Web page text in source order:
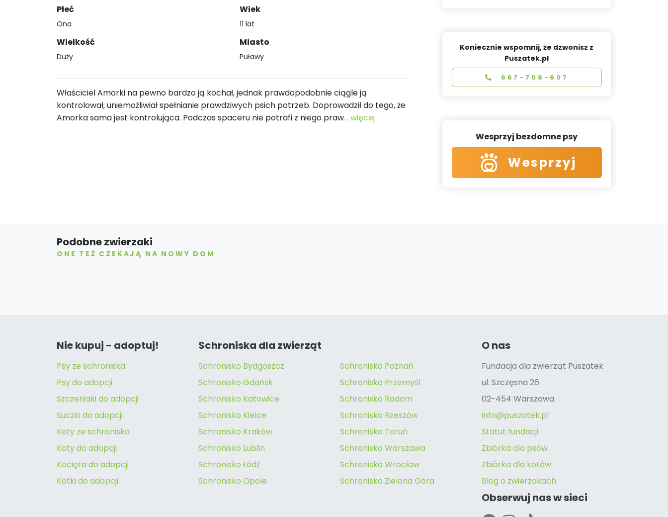
Płeć
Ona
Wielkość
Duży
Wiek
11 lat
Miasto
Puławy
Właściciel Amorki na pewno bardzo ją kochał, jednak prawdopodobnie ciągle ją
kontrolował, uniemożliwiał spełnianie prawdziwych psich potrzeb. Doprowadził do tego, że
Amorka sama jest kontrolująca. Podczas spaceru nie potrafi z niego praw... więcej
Koniecznie wspomnij, że dzwonisz z
Puszatek.pl
667-706-607
Wesprzyj bezdomne psy
Wesprzyj
Podobne zwierzaki
ONE TEŻ CZEKAJĄ NA NOWY DOM
Nie kupuj - adoptuj!
Psy ze schroniska
Psy do adopcji
Szczeniaki do adopcji
Suczki do adopcji
Koty ze schroniska
Koty do adopcji
Kocięta do adopcji
Kotki do adopcji
Schroniska dla zwierząt
Schronisko Bydgoszcz
Schronisko Gdańsk
Schronisko Katowice
Schronisko Kielce
Schronisko Kraków
Schronisko Lublin
Schronisko Łódź
Schronisko Opole
Schronisko Poznań
Schronisko Przemyśl
Schronisko Radom
Schronisko Rzeszów
Schronisko Toruń
Schronisko Warszawa
Schronisko Wrocław
Schronisko Zielona Góra
O nas
Fundacja dla zwierząt Puszatek
ul. Szczęsna 26
02-454 Warszawa
info@puszatek.pl
Statut fundacji
Zbiórka dla psów
Zbiórka dla kotów
Blog o zwierzakach
Obserwuj nas w sieci